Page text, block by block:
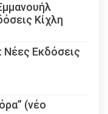
Κίχλη
Νέες Εκδόσεις
(νέο